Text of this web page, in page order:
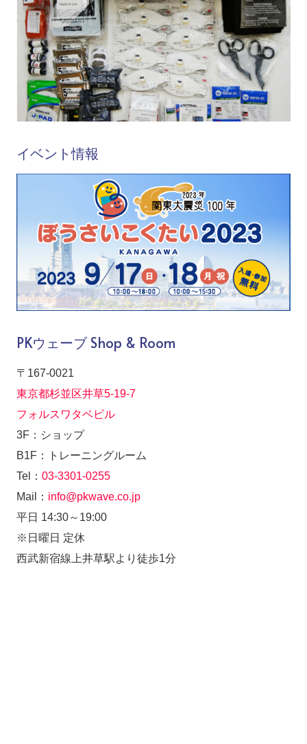
イベント情報
PKウェーブ Shop & Room
〒167-0021
東京都杉並区井草5-19-7
フォルスワタベビル
3F：ショップ
B1F：トレーニングルーム
Tel： 03-3301-0255
Mail： info@pkwave.co.jp
平日 14:30～19:00
※日曜日 定休
西武新宿線上井草駅より徒歩1分